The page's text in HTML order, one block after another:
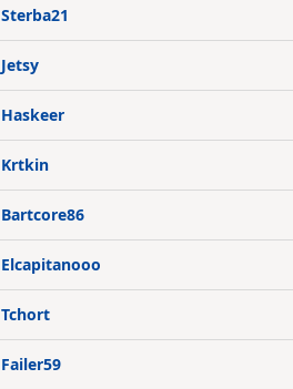
Sterba21
Jetsy
Haskeer
Krtkin
Bartcore86
Elcapitanooo
Tchort
Failer59